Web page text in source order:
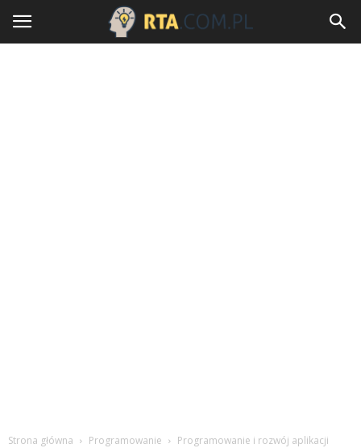
Strona główna Programowanie Programowanie i rozwój aplikacji